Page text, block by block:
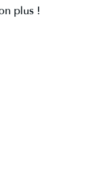
plus !